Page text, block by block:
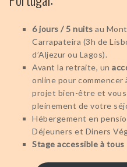
6 jours / 5 nuits au
Carrapateira (3h de
d’Aljezur ou Lagos).
Avant la retraite, un
online pour commencer
projet bien-être et
pleinement de votre
Hébergement en
Déjeuners et Diners
Stage accessible à tous